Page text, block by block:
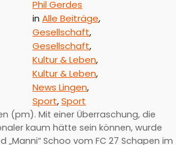
Phil Gerdes
in Alle Beiträge
Gesellschaft
Gesellschaft
Kultur & Leben
Kultur & Leben
News Lingen
Sport, Sport
(pm). Mit einer Überraschung, die
kaum hätte sein können, wurde
„Manni“ Schoo vom FC 27 Schapen im